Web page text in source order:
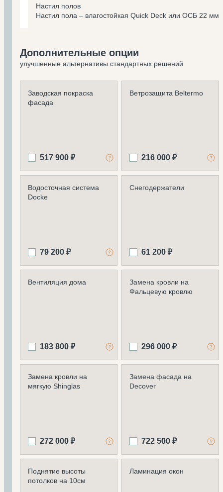
Настил полов
Настил пола – влагостойкая Quick Deck или ОСБ 22 мм
Дополнительные опции
улучшенные альтернативы стандартных решений
Заводская покраска
фасада
517 900 ₽
Ветрозащита Beltermo
216 000 ₽
Водосточная система
Docke
79 200 ₽
Снегодержатели
61 200 ₽
Вентиляция дома
183 800 ₽
Замена кровли на
Фальцевую кровлю
296 000 ₽
Замена кровли на
мягкую Shinglas
272 000 ₽
Замена фасада на
Decover
722 500 ₽
Поднятие высоты
потолков на 10см
Ламинация окон